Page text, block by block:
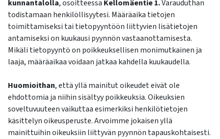
kunnantalolla, osoitteessa Kellomäentie 1.Varauduthan
todistamaan henkilöllisyytesi. Määräaika tietojen
toimittamiseksi tai tietopyyntöön liittyvien lisätietojen
antamiseksi on kuukausi pyynnön vastaanottamisesta.
Mikäli tietopyyntö on poikkeuksellisen monimutkainen ja
laaja, määräaikaa voidaan jatkaa kahdella kuukaudella.
Huomioithan, että yllä mainitut oikeudet eivät ole
ehdottomia ja niihin sisältyy poikkeuksia. Oikeuksien
soveltuvuuteen vaikuttaa esimerkiksi henkilötietojen
käsittelyn oikeusperuste. Arvoimme jokaisen yllä
mainittuihin oikeuksiin liittyvän pyynnön tapauskohtaisesti.